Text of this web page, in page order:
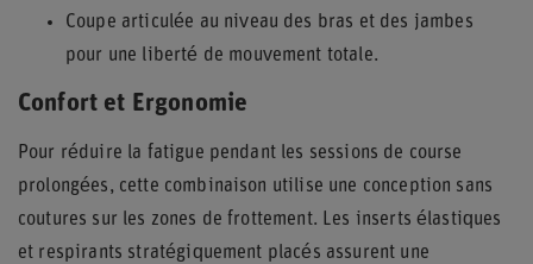
Coupe articulée au niveau des bras et des jambes
pour une liberté de mouvement totale.
Confort et Ergonomie
Pour réduire la fatigue pendant les sessions de course
prolongées, cette combinaison utilise une conception sans
coutures sur les zones de frottement. Les inserts élastiques
et respirants stratégiquement placés assurent une